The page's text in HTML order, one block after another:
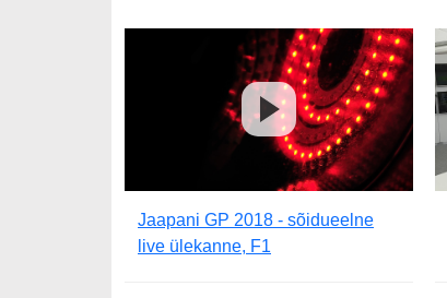
Jaapani GP 2018 - sõidueelne
live ülekanne, F1